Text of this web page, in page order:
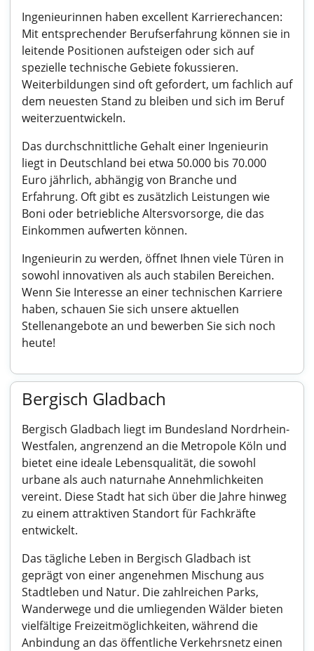
Ingenieurinnen haben excellent Karrierechancen:
Mit entsprechender Berufserfahrung können sie in
leitende Positionen aufsteigen oder sich auf
spezielle technische Gebiete fokussieren.
Weiterbildungen sind oft gefordert, um fachlich auf
dem neuesten Stand zu bleiben und sich im Beruf
weiterzuentwickeln.
Das durchschnittliche Gehalt einer Ingenieurin
liegt in Deutschland bei etwa 50.000 bis 70.000
Euro jährlich, abhängig von Branche und
Erfahrung. Oft gibt es zusätzlich Leistungen wie
Boni oder betriebliche Altersvorsorge, die das
Einkommen aufwerten können.
Ingenieurin zu werden, öffnet Ihnen viele Türen in
sowohl innovativen als auch stabilen Bereichen.
Wenn Sie Interesse an einer technischen Karriere
haben, schauen Sie sich unsere aktuellen
Stellenangebote an und bewerben Sie sich noch
heute!
Bergisch Gladbach
Bergisch Gladbach liegt im Bundesland Nordrhein-
Westfalen, angrenzend an die Metropole Köln und
bietet eine ideale Lebensqualität, die sowohl
urbane als auch naturnahe Annehmlichkeiten
vereint. Diese Stadt hat sich über die Jahre hinweg
zu einem attraktiven Standort für Fachkräfte
entwickelt.
Das tägliche Leben in Bergisch Gladbach ist
geprägt von einer angenehmen Mischung aus
Stadtleben und Natur. Die zahlreichen Parks,
Wanderwege und die umliegenden Wälder bieten
vielfältige Freizeitmöglichkeiten, während die
Anbindung an das öffentliche Verkehrsnetz einen